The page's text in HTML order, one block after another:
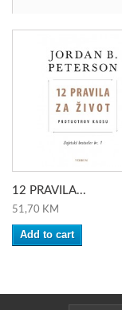
12 PRAVILA...
51,70 KM
Add to cart